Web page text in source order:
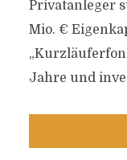
Privatanleger
Mio. €
Jahre und